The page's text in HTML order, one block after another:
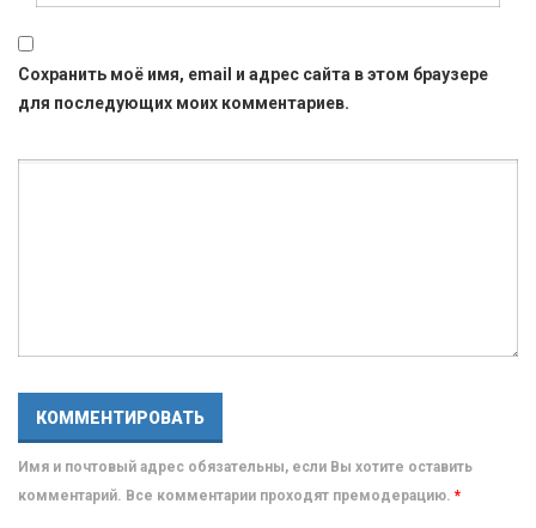
Сохранить моё имя, email и адрес сайта в этом браузере
для последующих моих комментариев.
Имя и почтовый адрес обязательны, если Вы хотите оставить
комментарий. Все комментарии проходят премодерацию. *